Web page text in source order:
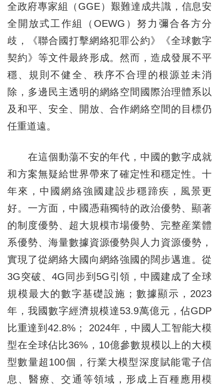
全政府專家組（GGE）艱難達成共識，信息安
全開放式工作組（OEWG）努力彌合各方分
歧，《聯合國打擊網絡犯罪公約》《全球數字
契約》等文件最終形成。然而，造成發展不平
穩、規則不健全、秩序不合理的根源並未消
除，多邊民主透明的網絡空間國際治理體系以
及和平、安全、開放、合作網絡空間的目標仍
任重道遠。
在這個動蕩不安的年代，中國的數字成就
和方案無疑給世界帶來了確定性和穩定性。十
年來，中國網絡強國建設步穩蹄疾，風景更
好。一方面，中國憑藉獨特的政治優勢、顯著
的制度優勢、超大規模市場優勢、完整産業體
系優勢、海量數據資源優勢與人力資源優勢，
實現了從網絡大國向網絡強國的闊步邁進。從
3G突破、4G同步到5G引領，中國建成了全球
規模最大的數字基礎設施；數據顯示，2023
年，我國數字經濟規模達53.9萬億元，佔GDP
比重達到42.8%； 2024年，中國人工智能大模
型在全球佔比36%，10億參數規模以上的大模
型數量超100個，行業大模型深度賦能電子信
息、醫療、交通等領域，形成上百種應用模